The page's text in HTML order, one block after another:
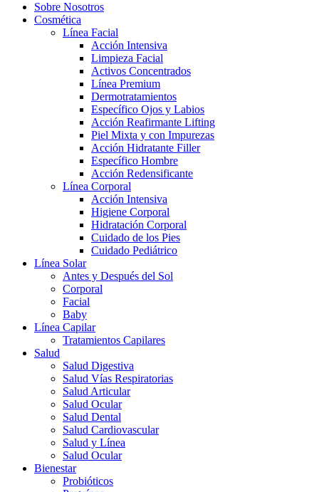
Sobre Nosotros
Cosmética
Línea Facial
Acción Intensiva
Limpieza Facial
Activos Concentrados
Línea Premium
Dermotratamientos
Específico Ojos y Labios
Acción Reafirmante Lifting
Piel Mixta y con Impurezas
Acción Hidratante Filler
Específico Hombre
Acción Redensificante
Línea Corporal
Acción Intensiva
Higiene Corporal
Hidratación Corporal
Cuidado de los Pies
Cuidado Pediátrico
Línea Solar
Antes y Después del Sol
Corporal
Facial
Baby
Línea Capilar
Tratamientos Capilares
Salud
Salud Digestiva
Salud Vías Respiratorias
Salud Articular
Salud Ocular
Salud Dental
Salud Cardiovascular
Salud y Línea
Salud Ocular
Bienestar
Probióticos